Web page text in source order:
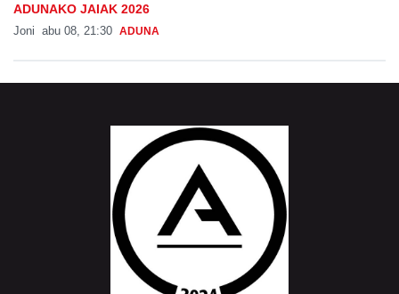
ADUNAKO JAIAK 2026
Joni abu 08, 21:30 ADUNA